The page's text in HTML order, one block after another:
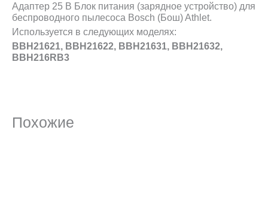
Адаптер 25 В Блок питания (зарядное устройство) для
беспроводного пылесоса Bosch (Бош) Athlet.
Используется в следующих моделях:
BBH21621, BBH21622, BBH21631, BBH21632,
BBH216RB3
Похожие